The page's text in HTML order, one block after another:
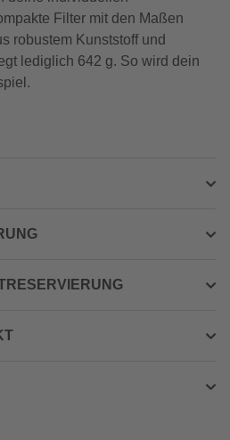
Filter mit den Maßen
robustem Kunststoff und
lediglich 642 g. So wird dein